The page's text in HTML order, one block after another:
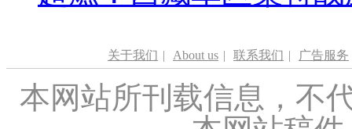
关于我们 | About us | 联系我们 | 广告服务
本网站所刊载信息，不